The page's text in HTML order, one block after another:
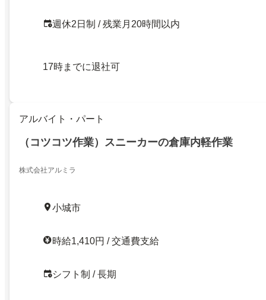
週休2日制 / 残業月20時間以内
17時までに退社可
アルバイト・パート
（コツコツ作業）スニーカーの倉庫内軽作業
株式会社アルミラ
小城市
時給1,410円 / 交通費支給
シフト制 / 長期